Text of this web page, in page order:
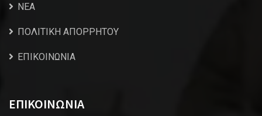
NEA
ΠΟΛΙΤΙΚΗ ΑΠΟΡΡΗΤΟΥ
ΕΠΙΚΟΙΝΩΝΙΑ
ΕΠΙΚΟΙΝΩΝΙΑ